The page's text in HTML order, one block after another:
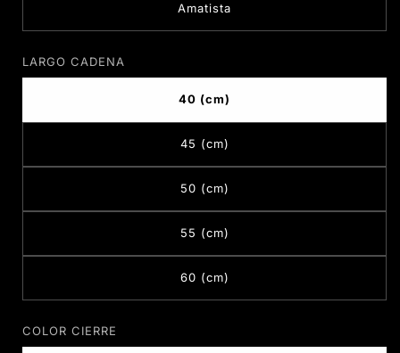
Amatista
LARGO CADENA
40 (cm)
45 (cm)
50 (cm)
55 (cm)
60 (cm)
COLOR CIERRE